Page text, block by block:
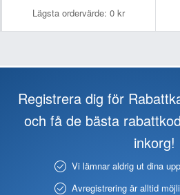
Lägsta ordervärde: 0 kr
Registrera dig för
och få de bästa
inkorg!
Vi lämnar aldrig ut dina
Avregistrering är alltid